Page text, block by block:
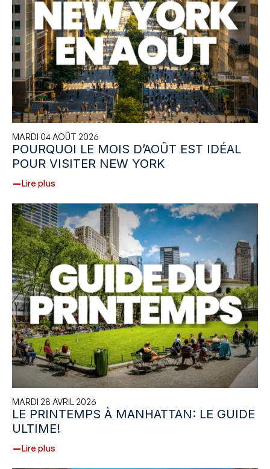
MARDI 04 AOÛT 2026
POURQUOI LE MOIS D’AOÛT EST IDÉAL
POUR VISITER NEW YORK
Lire plus
MARDI 28 AVRIL 2026
LE PRINTEMPS À MANHATTAN: LE GUIDE
ULTIME!
Lire plus